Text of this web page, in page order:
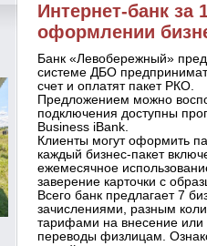
Интернет-банк за
оформлении
Банк «Левобережный»
системе ДБО
счет и оплатят пакет РКО.
Предложением можно
подключения доступны
Business iBank.
Клиенты могут оформить
каждый бизнес-пакет
ежемесячное
заверение карточки с
Всего банк предлагает 7
зачислениями, разным
тарифами на внесение или
переводы физлицам.